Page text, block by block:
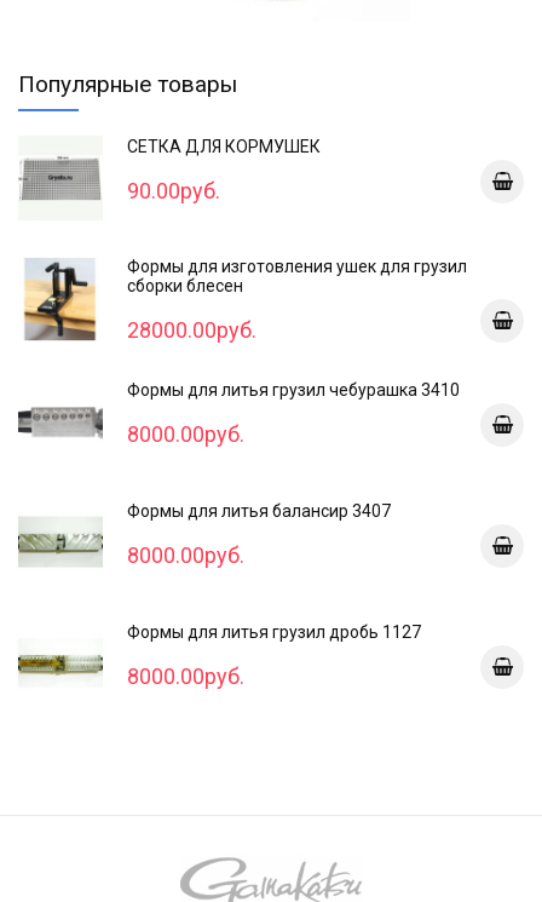
Популярные товары
СЕТКА ДЛЯ КОРМУШЕК
90.00руб.
Формы для изготовления ушек для грузил
сборки блесен
28000.00руб.
Формы для литья грузил чебурашка 3410
8000.00руб.
Формы для литья балансир 3407
8000.00руб.
Формы для литья грузил дробь 1127
8000.00руб.